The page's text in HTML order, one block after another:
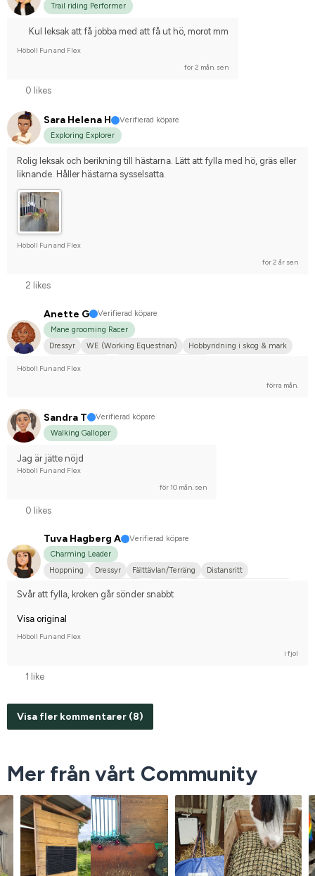
Trail riding Performer
Kul leksak att få jobba med att få ut hö, morot mm
Höboll Fun and Flex
för 2 mån. sen
0 likes
Sara Helena H
Verifierad köpare
Exploring Explorer
Rolig leksak och berikning till hästarna. Lätt att fylla med hö, gräs eller
liknande. Håller hästarna sysselsatta.
Höboll Fun and Flex
för 2 år sen
2 likes
Anette G
Verifierad köpare
Mane grooming Racer
Dressyr
WE (Working Equestrian)
Hobbyridning i skog & mark
Höboll Fun and Flex
förra mån.
Sandra T
Verifierad köpare
Walking Galloper
Jag är jätte nöjd
Höboll Fun and Flex
för 10 mån. sen
0 likes
Tuva Hagberg A
Verifierad köpare
Charming Leader
Hoppning
Dressyr Fälttävlan/Terräng
Distansritt
Norsk varmblodshäst
Svår att fylla, kroken går sönder snabbt
Visa original
Höboll Fun and Flex
i fjol
1 like
Visa fler kommentarer (8)
Mer från vårt Community